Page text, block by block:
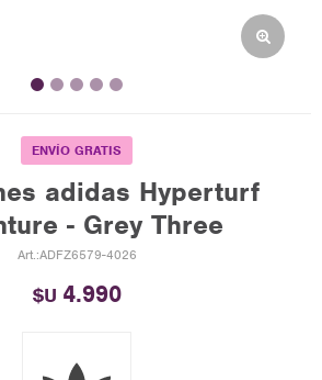
ENVÍO GRATIS
adidas Hyperturf
- Grey Three
ADFZ6579-4026
$U 4.990